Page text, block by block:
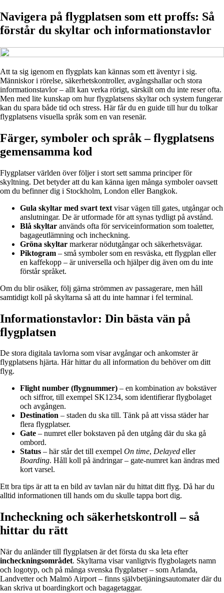
Navigera på flygplatsen som ett proffs: Så
förstår du skyltar och informationstavlor
Att ta sig igenom en flygplats kan kännas som ett äventyr i sig.
Människor i rörelse, säkerhetskontroller, avgångshallar och stora
informationstavlor – allt kan verka rörigt, särskilt om du inte reser ofta.
Men med lite kunskap om hur flygplatsens skyltar och system fungerar
kan du spara både tid och stress. Här får du en guide till hur du tolkar
flygplatsens visuella språk som en van resenär.
Färger, symboler och språk – flygplatsens
gemensamma kod
Flygplatser världen över följer i stort sett samma principer för
skyltning. Det betyder att du kan känna igen många symboler oavsett
om du befinner dig i Stockholm, London eller Bangkok.
Gula skyltar med svart text visar vägen till gates, utgångar och
anslutningar. De är utformade för att synas tydligt på avstånd.
Blå skyltar används ofta för serviceinformation som toaletter,
bagageutlämning och incheckning.
Gröna skyltar markerar nödutgångar och säkerhetsvägar.
Piktogram – små symboler som en resväska, ett flygplan eller
en kaffekopp – är universella och hjälper dig även om du inte
förstår språket.
Om du blir osäker, följ gärna strömmen av passagerare, men håll
samtidigt koll på skyltarna så att du inte hamnar i fel terminal.
Informationstavlor: Din bästa vän på
flygplatsen
De stora digitala tavlorna som visar avgångar och ankomster är
flygplatsens hjärta. Här hittar du all information du behöver om ditt
flyg.
Flight number (flygnummer) – en kombination av bokstäver
och siffror, till exempel SK1234, som identifierar flygbolaget
och avgången.
Destination – staden du ska till. Tänk på att vissa städer har
flera flygplatser.
Gate – numret eller bokstaven på den utgång där du ska gå
ombord.
Status – här står det till exempel On time, Delayed eller
Boarding. Håll koll på ändringar – gate-numret kan ändras med
kort varsel.
Ett bra tips är att ta en bild av tavlan när du hittat ditt flyg. Då har du
alltid informationen till hands om du skulle tappa bort dig.
Incheckning och säkerhetskontroll – så
hittar du rätt
När du anländer till flygplatsen är det första du ska leta efter
incheckningsområdet. Skyltarna visar vanligtvis flygbolagets namn
och logotyp, och på många svenska flygplatser – som Arlanda,
Landvetter och Malmö Airport – finns självbetjäningsautomater där du
kan skriva ut boardingkort och bagagetaggar.